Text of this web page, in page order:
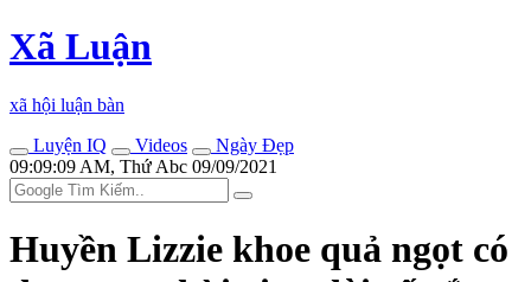
Xã Luận
xã hội luận bàn
Luyện IQ
Videos
Ngày Đẹp
09:09:09 AM, Thứ Abc 09/09/2021
Huyền Lizzie khoe quả ngọt có